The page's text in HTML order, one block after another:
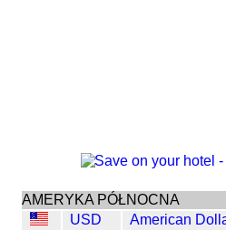
AMERYKA PÓŁNOCNA
USD
American